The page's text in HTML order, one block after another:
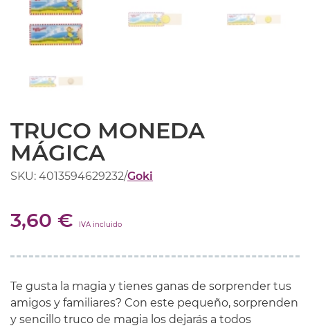
TRUCO MONEDA
MÁGICA
SKU: 4013594629232/Goki
3,60 € IVA incluido
Te gusta la magia y tienes ganas de sorprender tus
amigos y familiares? Con este pequeño, sorprenden
y sencillo truco de magia los dejarás a todos